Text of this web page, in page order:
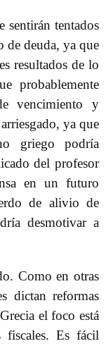
sentirán tentados
de deuda, ya que
resultados de lo
probablemente
vencimiento y
ya que
griego podría
del profesor
en un futuro
de alivio de
desmotivar a
Como en otras
dictan reformas
el foco está
fiscales. Es fácil